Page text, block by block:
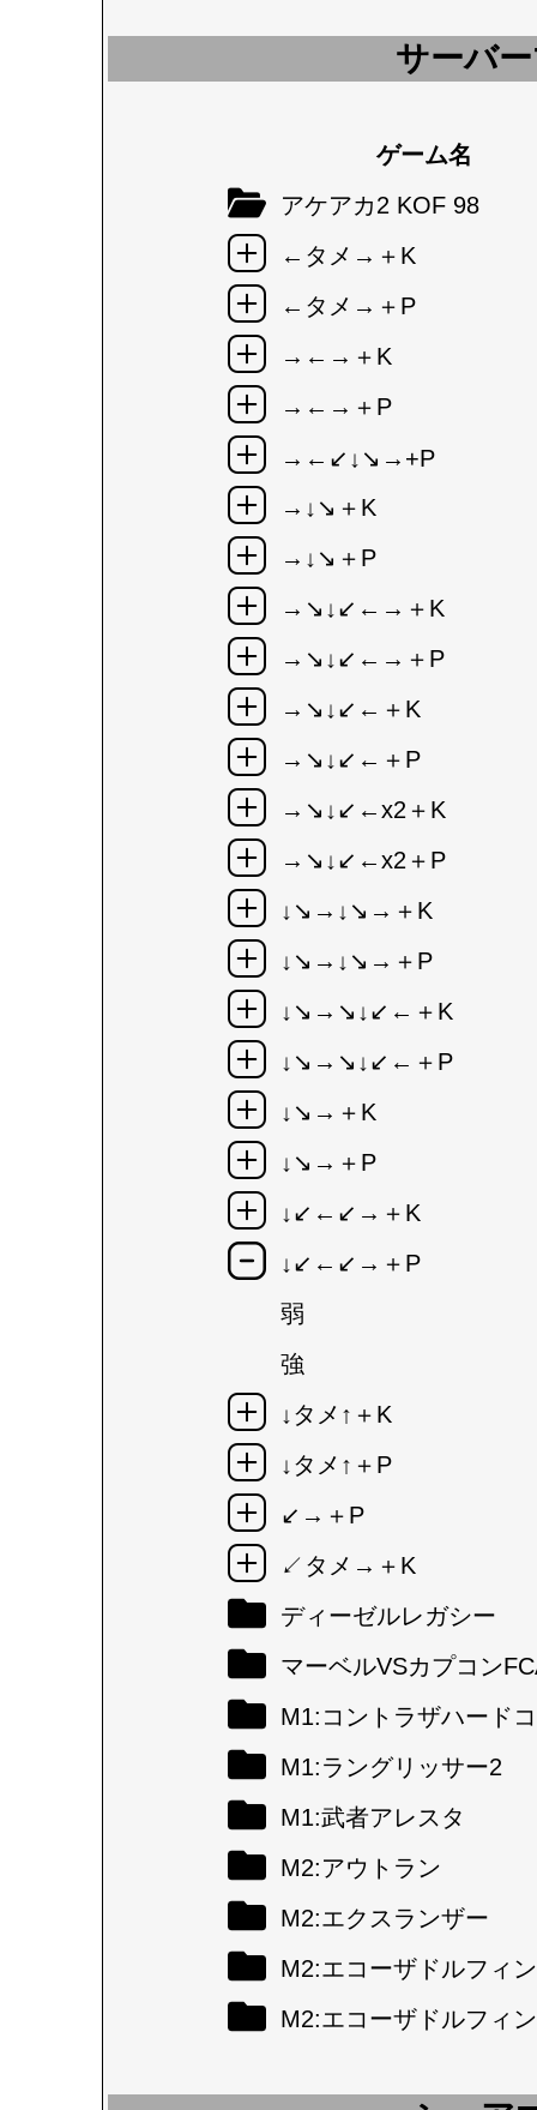
サーバ
ゲーム名
アケアカ2 KOF 98
←タメ→＋K
←タメ→＋P
→←→＋K
→←→＋P
→←↙↓↘→+P
→↓↘＋K
→↓↘＋P
→↘↓↙←→＋K
→↘↓↙←→＋P
→↘↓↙←＋K
→↘↓↙←＋P
→↘↓↙←x2＋K
→↘↓↙←x2＋P
↓↘→↓↘→＋K
↓↘→↓↘→＋P
↓↘→↘↓↙←＋K
↓↘→↘↓↙←＋P
↓↘→＋K
↓↘→＋P
↓↙←↙→＋K
↓↙←↙→＋P
弱
強
↓タメ↑＋K
↓タメ↑＋P
↙→＋P
↙タメ→＋K
ディーゼルレガシー
マーベルVSカプコン
M1:コントラザハード
M1:ラングリッサー2
M1:武者アレスタ
M2:アウトラン
M2:エクスランザー
M2:エコーザドルフィン
M2:エコーザドルフィ